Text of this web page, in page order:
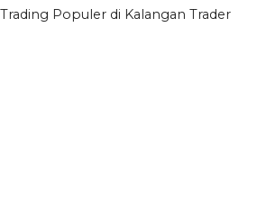
Populer di Kalangan Trader